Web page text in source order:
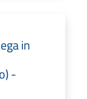
in
-